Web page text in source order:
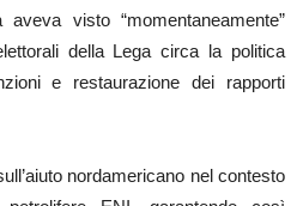
visto “momentaneamente”
della Lega circa la politica
e restaurazione dei rapporti
nordamericano nel contesto